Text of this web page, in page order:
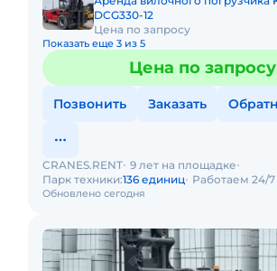
DCG330-12
Цена по запросу
Показать еще 3 из 5
Цена по запросу
Позвонить Заказать
Обновлено сегодня
CRANES.RENT 9 лет на площадке
Парк техники:136 единиц Работаем 24/7